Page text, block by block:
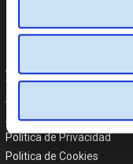
Ayuda
Atención al cliente
Aviso Legal
Política de Privacidad
Politica de Cookies